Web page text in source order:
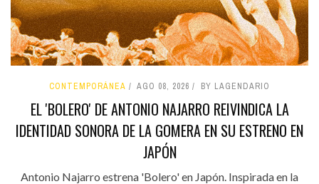
CONTEMPORÁNEA AGO 08, 2026 BY LAGENDARIO
EL 'BOLERO' DE ANTONIO NAJARRO REIVINDICA LA
IDENTIDAD SONORA DE LA GOMERA EN SU ESTRENO EN
JAPÓN
Antonio Najarro estrena 'Bolero' en Japón. Inspirada en la